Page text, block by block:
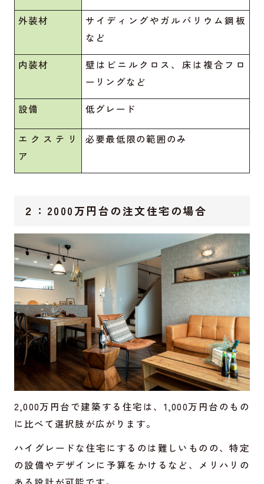
外装材
サイディングやガルバリウム鋼板
など
内装材
壁はビニルクロス、床は複合フロ
ーリングなど
設備 低グレード
エクステリ
ア
必要最低限の範囲のみ
２：2000万円台の注文住宅の場合
2,000万円台で建築する住宅は、1,000万円台のもの
に比べて選択肢が広がります。
ハイグレードな住宅にするのは難しいものの、特定
の設備やデザインに予算をかけるなど、メリハリの